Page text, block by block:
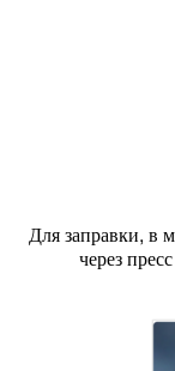
Для заправки, в
через